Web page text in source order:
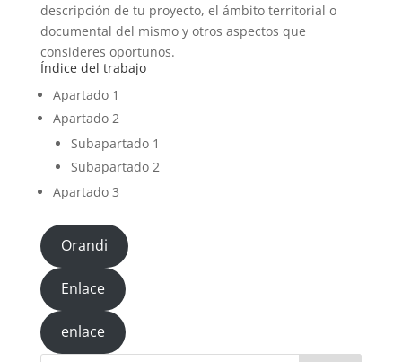
descripción de tu proyecto, el ámbito territorial o
documental del mismo y otros aspectos que
consideres oportunos.
Índice del trabajo
Apartado 1
Apartado 2
Subapartado 1
Subapartado 2
Apartado 3
Orandi
Enlace
enlace